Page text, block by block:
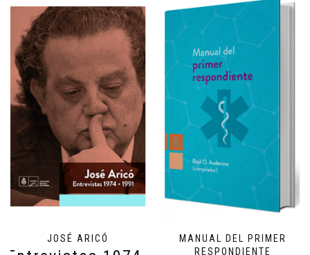
JOSÉ ARICÓ
MANUAL DEL PRIMER
RESPONDIENTE